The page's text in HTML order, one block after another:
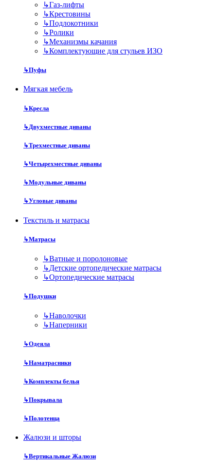
↳Газ-лифты
↳Крестовины
↳Подлокотники
↳Ролики
↳Механизмы качания
↳Комплектующие для стульев ИЗО
↳Пуфы
Мягкая мебель
↳Кресла
↳Двухместные диваны
↳Трехместные диваны
↳Четырехместные диваны
↳Модульные диваны
↳Угловые диваны
Текстиль и матрасы
↳Матрасы
↳Ватные и поролоновые
↳Детские ортопедические матрасы
↳Ортопедические матрасы
↳Подушки
↳Наволочки
↳Наперники
↳Одеяла
↳Наматрасники
↳Комплекты белья
↳Покрывала
↳Полотенца
Жалюзи и шторы
↳Вертикальные Жалюзи